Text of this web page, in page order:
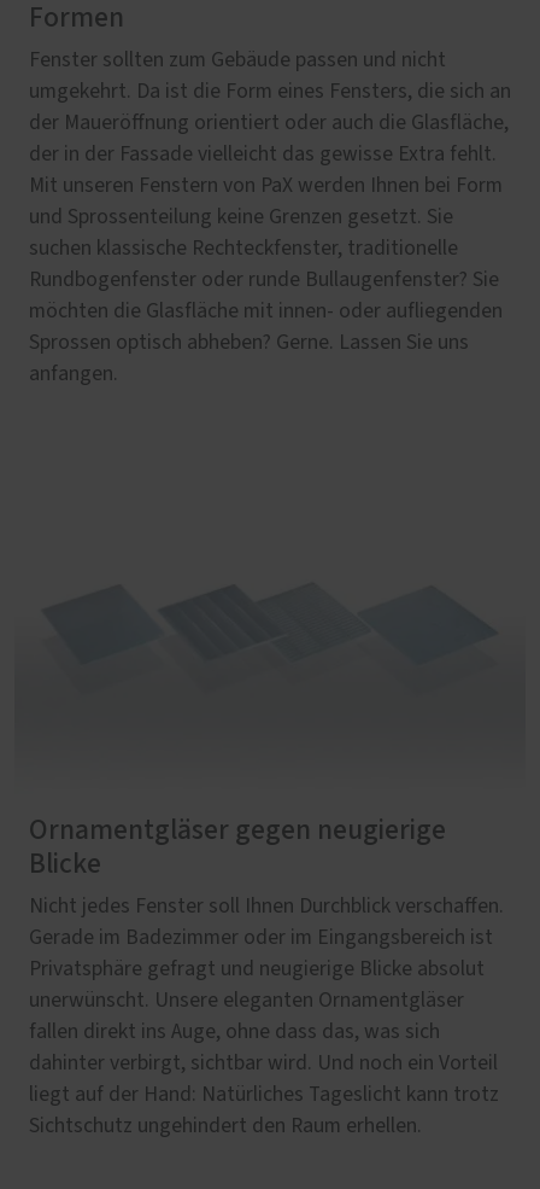
Formen
Fenster sollten zum Gebäude passen und nicht
umgekehrt. Da ist die Form eines Fensters, die sich an
der Maueröffnung orientiert oder auch die Glasfläche,
der in der Fassade vielleicht das gewisse Extra fehlt.
Mit unseren Fenstern von PaX werden Ihnen bei Form
und Sprossenteilung keine Grenzen gesetzt. Sie
suchen klassische Rechteckfenster, traditionelle
Rundbogenfenster oder runde Bullaugenfenster? Sie
möchten die Glasfläche mit innen- oder aufliegenden
Sprossen optisch abheben? Gerne. Lassen Sie uns
anfangen.
Ornamentgläser gegen neugierige
Blicke
Nicht jedes Fenster soll Ihnen Durchblick verschaffen.
Gerade im Badezimmer oder im Eingangsbereich ist
Privatsphäre gefragt und neugierige Blicke absolut
unerwünscht. Unsere eleganten Ornamentgläser
fallen direkt ins Auge, ohne dass das, was sich
dahinter verbirgt, sichtbar wird. Und noch ein Vorteil
liegt auf der Hand: Natürliches Tageslicht kann trotz
Sichtschutz ungehindert den Raum erhellen.